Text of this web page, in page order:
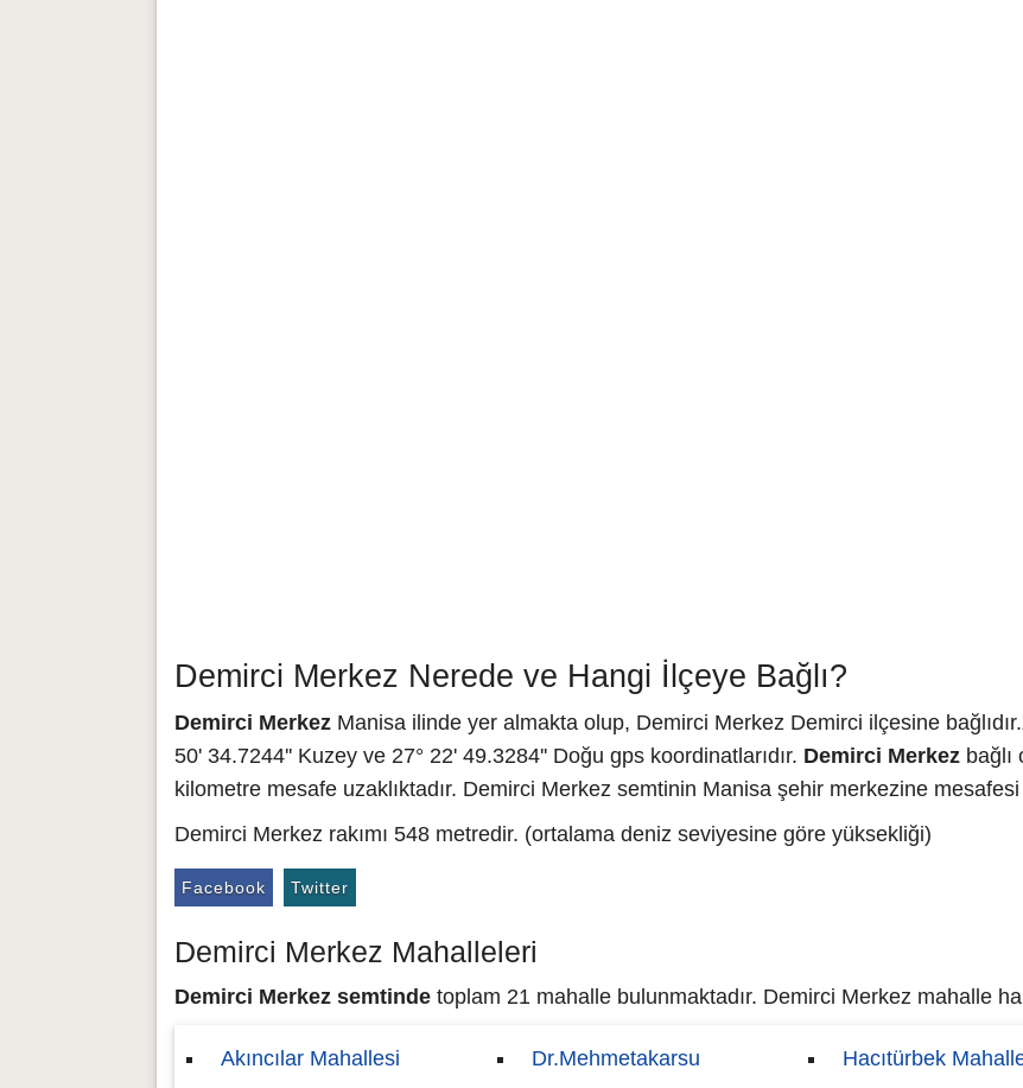
Demirci Merkez Nerede ve Hangi İlçeye Bağlı?
Demirci Merkez Manisa ilinde yer almakta olup, Demirci Merkez Demirci ilçesine bağlıdır.
50' 34.7244'' Kuzey ve 27° 22' 49.3284'' Doğu gps koordinatlarıdır. Demirci Merkez
kilometre mesafe uzaklıktadır. Demirci Merkez semtinin Manisa şehir merkezine
Demirci Merkez rakımı 548 metredir. (ortalama deniz seviyesine göre yüksekliği)
Facebook Twitter
Demirci Merkez Mahalleleri
Demirci Merkez semtinde toplam 21 mahalle bulunmaktadır. Demirci Merkez mahalle
Akıncılar Mahallesi
Dr.Mehmetakarsu
Hacıtürbek